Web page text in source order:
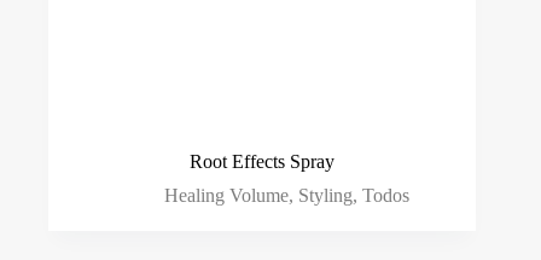
Root Effects Spray
Healing Volume, Styling, Todos